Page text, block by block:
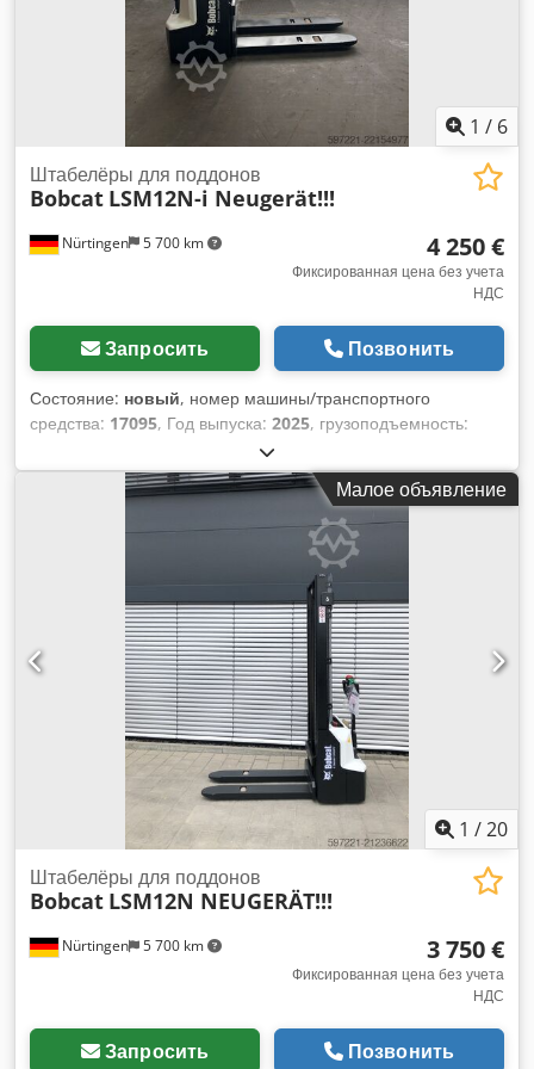
1 / 6
Nürtingen 5 700 km
Штабелёры для поддонов
Bobcat LSM12N-i Neugerät!!!
4 250 €
Фиксированная цена без учета
НДС
Запросить Позвонить
Состояние: новый, номер машины/транспортного
средства: 17095, Год выпуска: 2025, грузоподъемность:
2 900 мм
600 мм, тип топлива:электрический, тип мачты:
, строительная высота:1 970 мм, напряжение
, длина вил: 1 150 мм, общий вес:
, 5180321 Серийный номер: OBWNR-000081 Cedpfjzfd
Dbsx Akborf Характеристики аккумулятора: 24 В, 60 Ач.
Малое объявление
1 /20
Nürtingen 5 700 km
Штабелёры для поддонов
Bobcat LSM12N NEUGERÄT!!!
3 750 €
Фиксированная цена без учета
НДС
Запросить Позвонить